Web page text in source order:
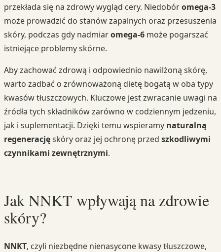
przekłada się na zdrowy wygląd cery. Niedobóromega-3
może prowadzić do stanów zapalnych oraz przesuszenia
skóry, podczas gdy nadmiaromega-6 może pogarszać
istniejące problemy skórne.
Aby zachować zdrową i odpowiednio nawilżoną skórę,
warto zadbać o zrównoważoną dietę bogatą w oba typy
kwasów tłuszczowych. Kluczowe jest zwracanie uwagi na
źródła tych składników zarówno w codziennym jedzeniu,
jak i suplementacji. Dzięki temu wspieramy naturalną
regeneracjęskóry oraz jej ochronę przed szkodliwymi
czynnikami zewnętrznymi.
Jak NNKT wpływają na zdrowie
skóry?
NNKT, czyli niezbędne nienasycone kwasy tłuszczowe,